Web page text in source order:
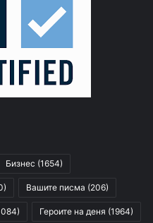
Бизнес (1654)
Вашите писма (206)
Героите на деня (1964)